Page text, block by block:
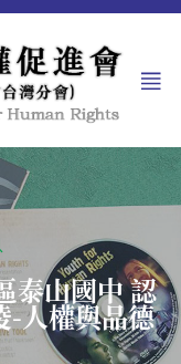
泰山國中 認
-人權與品德